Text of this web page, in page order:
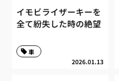
イモビライザーキーを
全て紛失した時の絶望
2026.01.13
車